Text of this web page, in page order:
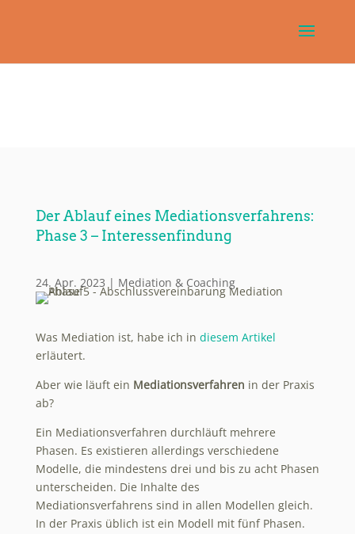
Der Ablauf eines Mediationsverfahrens:
Phase 3 – Interessenfindung
24. Apr. 2023 | Mediation & Coaching
Was Mediation ist, habe ich in diesem Artikel
erläutert.
Aber wie läuft ein Mediationsverfahren in der Praxis
ab?
Ein Mediationsverfahren durchläuft mehrere
Phasen. Es existieren allerdings verschiedene
Modelle, die mindestens drei und bis zu acht Phasen
unterscheiden. Die Inhalte des
Mediationsverfahrens sind in allen Modellen gleich.
In der Praxis üblich ist ein Modell mit fünf Phasen.